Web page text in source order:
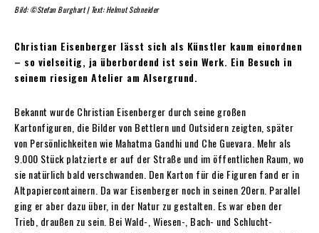
Bild: ©Stefan Burghart | Text: Helmut Schneider
Christian Eisenberger lässt sich als Künstler kaum einordnen
– so vielseitig, ja überbordend ist sein Werk. Ein Besuch in
seinem riesigen Atelier am Alsergrund.
Bekannt wurde Christian Eisenberger durch seine großen
Kartonfiguren, die Bilder von Bettlern und Outsidern zeigten, später
von Persönlichkeiten wie Mahatma Gandhi und Che Guevara. Mehr als
9.000 Stück platzierte er auf der Straße und im öffentlichen Raum, wo
sie natürlich bald verschwanden. Den Karton für die Figuren fand er in
Altpapiercontainern. Da war Eisenberger noch in seinen 20ern. Parallel
ging er aber dazu über, in der Natur zu gestalten. Es war eben der
Trieb, draußen zu sein. Bei Wald-, Wiesen-, Bach- und Schlucht-